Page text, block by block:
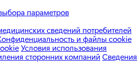
параметров
сведений потребителей
и файлы cookie
Условия использования
сторонних компаний Сведения